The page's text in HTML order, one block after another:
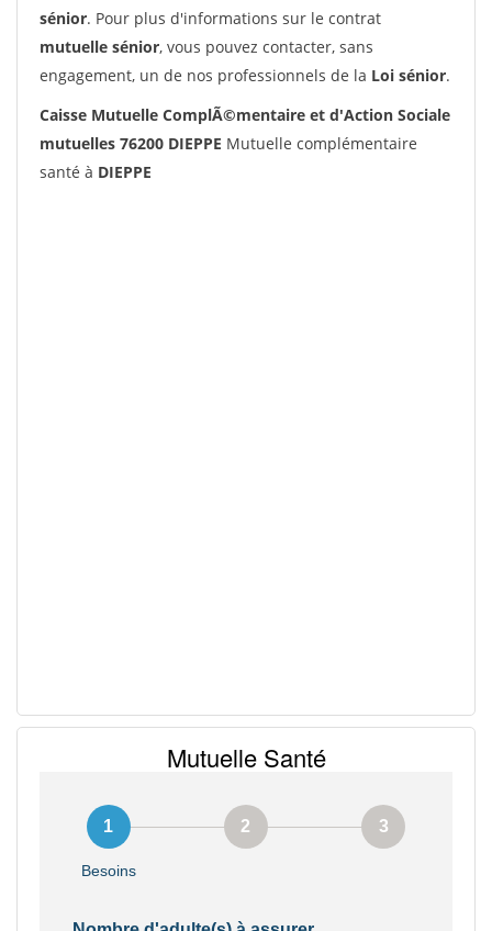
sénior. Pour plus d'informations sur le contrat
mutuelle sénior, vous pouvez contacter, sans
engagement, un de nos professionnels de la Loi sénior.
Caisse Mutuelle ComplÃ©mentaire et d'Action Sociale
mutuelles 76200 DIEPPE Mutuelle complémentaire
santé à DIEPPE